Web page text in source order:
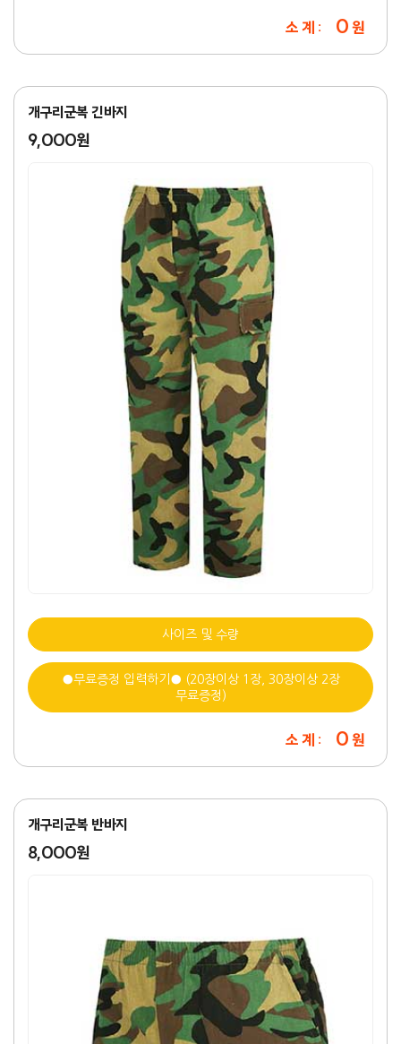
소 계 : 0원
개구리군복 긴바지
9,000원
사이즈 및 수량
●무료증정 입력하기● (20장이상 1장, 30장이상 2장
무료증정)
소 계 : 0원
개구리군복 반바지
8,000원